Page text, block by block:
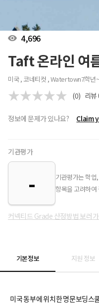
4,696
Taft 온라인 여
미국 , 코네티컷 , Watertown7학년
(0) 리뷰
정보에 문제가 있나요? Claim
기관평가
-
기관평가는 학업
항목을 고려하여
커넥티드 Grade 산정방법 보러
기본정보 지원 정보
미국 동부에 위치한 명문보딩스